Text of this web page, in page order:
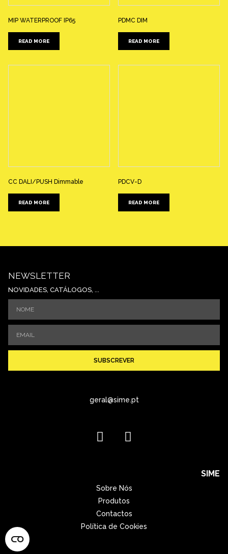
MIP WATERPROOF IP65
READ MORE
PDMC DIM
READ MORE
CC DALI/PUSH Dimmable
READ MORE
PDCV-D
READ MORE
NEWSLETTER
NOVIDADES, CATÁLOGOS, ...
SUBSCREVER
geral@sime.pt
SIME
Sobre Nós
Produtos
Contactos
Política de Cookies